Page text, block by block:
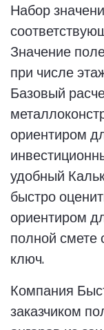
Набор
Значение
при числе
Базовый
ориентиром
удобный
быстро
ориентиром
полной смете
ключ.
Компания
заказчиком